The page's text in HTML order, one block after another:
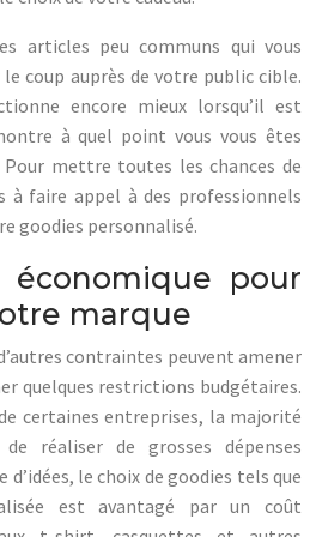
articles peu communs qui vous
coup auprès de votre public cible.
encore mieux lorsqu’il est
à quel point vous vous êtes
mettre toutes les chances de
à faire appel à des professionnels
goodies personnalisé.
économique pour
marque
contraintes peuvent amener
quelques restrictions budgétaires.
certaines entreprises, la majorité
réaliser de grosses dépenses
le choix de goodies tels que
est avantagé par un coût